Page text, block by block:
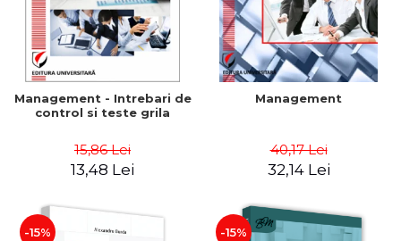
Management - Intrebari de
control si teste grila
15,86 Lei
13,48 Lei
Management
40,17 Lei
32,14 Lei
-15% -15%